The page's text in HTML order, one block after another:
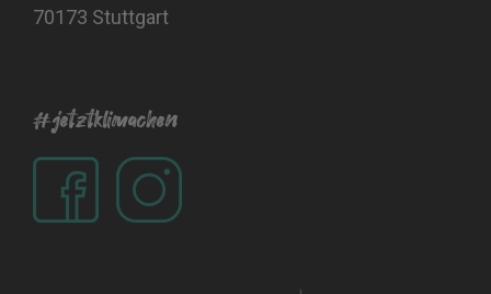
70173 Stuttgart
#jetztklimachen